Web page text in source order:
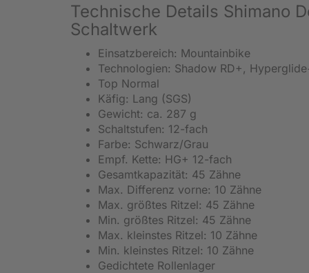
Technische Details Shimano
Schaltwerk
Einsatzbereich: Mountainbike
Technologien: Shadow RD+,
Top Normal
Käfig: Lang (SGS)
Gewicht: ca. 287 g
Schaltstufen: 12-fach
Farbe: Schwarz/Grau
Empf. Kette: HG+ 12-fach
Gesamtkapazität: 45 Zähne
Max. Differenz vorne: 10 Zähne
Max. größtes Ritzel: 45 Zähne
Min. größtes Ritzel: 45 Zähne
Max. kleinstes Ritzel: 10 Zähne
Min. kleinstes Ritzel: 10 Zähne
Gedichtete Rollenlager